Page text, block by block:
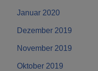
Januar 2020
Dezember 2019
November 2019
Oktober 2019